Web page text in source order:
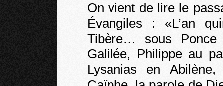
On vient de lire le
Évangiles : «L’an
Tibère… sous
Galilée, Philippe au
Lysanias en